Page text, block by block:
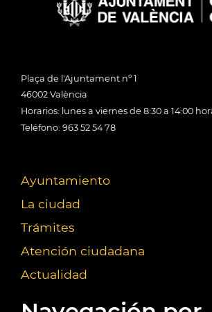
Plaça de l'Ajuntament nº 1
46002 València
Horarios: lunes a viernes de 8:30 a 14:00
Teléfono: 963 52 54 78
Ayuntamiento
La ciudad
Trámites
Atención ciudadana
Actualidad